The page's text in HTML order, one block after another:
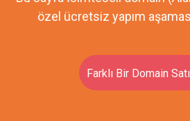
özel ücretsiz yapım
Farklı Bir Domain